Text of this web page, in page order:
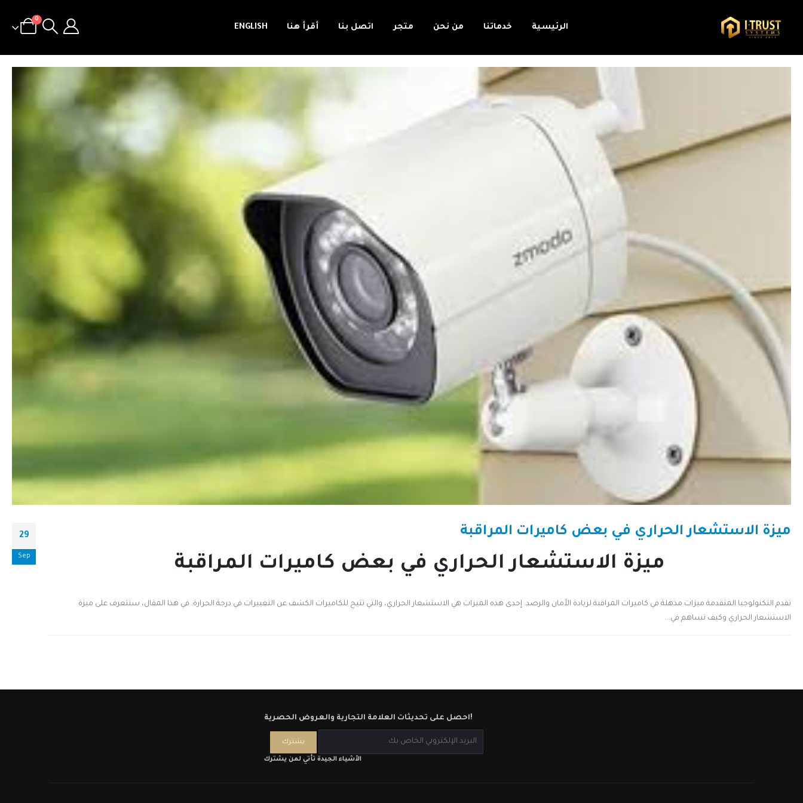
الرئيسية خدماتنا من نحن متجر اتصل بنا أقرأ هنا ENGLISH
0
29
Sep
ميزة الاستشعار الحراري في بعض كاميرات المراقبة
ميزة الاستشعار الحراري في بعض كاميرات المراقبة
تقدم التكنولوجيا المتقدمة ميزات مذهلة في كاميرات المراقبة لزيادة الأمان والرصد. إحدى هذه الميزات هي الاستشعار الحراري، والتي تتيح للكاميرات الكشف عن التغييرات في درجة الحرارة. في هذا المقال، سنتعرف على ميزة
الاستشعار الحراري وكيف تساهم في...
احصل على تحديثات العلامة التجارية والعروض الحصرية!
الأشياء الجيدة تأتي لمن يشترك